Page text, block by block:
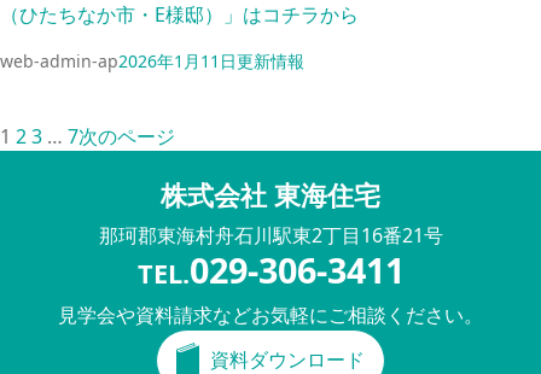
（ひたちなか市・E様邸）」はコチラから
web-admin-ap2026年1月11日更新情報
1 23 … 7次のページ
株式会社 東海住宅
那珂郡東海村舟石川駅東2丁目16番21号
TEL.029-306-3411
見学会や資料請求などお気軽にご相談ください。
資料ダウンロード